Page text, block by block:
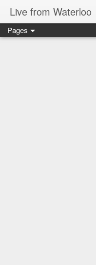
Live from Waterloo
Pages